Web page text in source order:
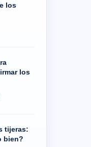
los
los
tijeras:
bien?